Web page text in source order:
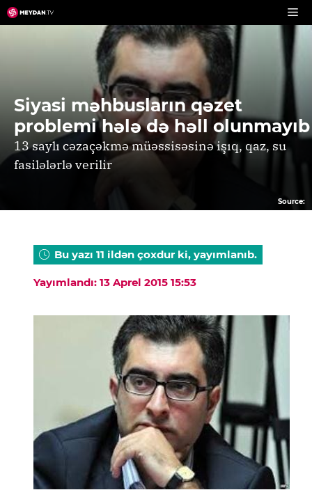
Skip
to
Siyasi məhbusların qəzet
problemi hələ də həll olunmayıb
13 saylı cəzaçəkmə müəssisəsinə işıq, qaz, su
fasilələrlə verilir
Source:
Bu yazı 11 ildən çoxdur ki, yayımlanıb.
Yayımlandı: 13 Aprel 2015 15:53